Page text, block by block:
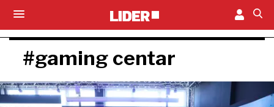
#gaming centar